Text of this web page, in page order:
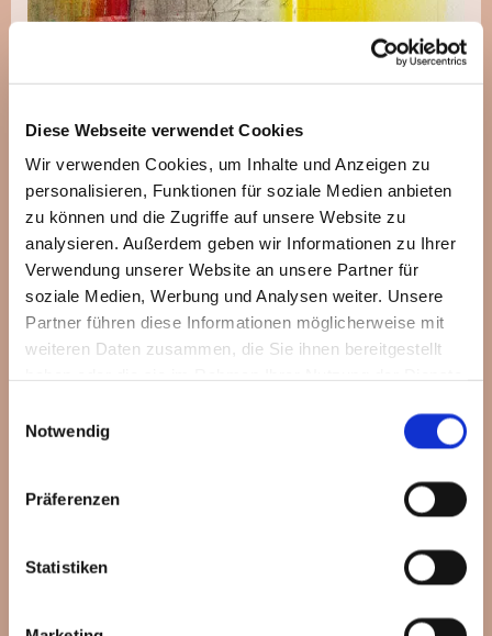
Diese Webseite verwendet Cookies
Wir verwenden Cookies, um Inhalte und Anzeigen zu
personalisieren, Funktionen für soziale Medien anbieten
zu können und die Zugriffe auf unsere Website zu
analysieren. Außerdem geben wir Informationen zu Ihrer
Verwendung unserer Website an unsere Partner für
soziale Medien, Werbung und Analysen weiter. Unsere
Partner führen diese Informationen möglicherweise mit
weiteren Daten zusammen, die Sie ihnen bereitgestellt
Notwendig
Präferenzen
Statistiken
Verlag am Birnbaum- Motiv von Stefanie Bahlinger,
Mössingen
Was muss ich tun, ...
... wenn ich heiraten möchte?
Mehr erfahren